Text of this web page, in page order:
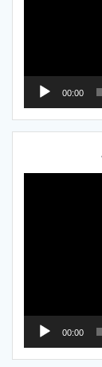
00:00
00:00